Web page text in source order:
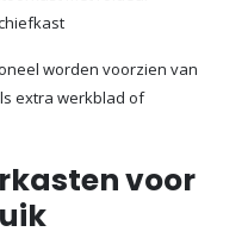
worden voorzien van
extra werkblad of
voor